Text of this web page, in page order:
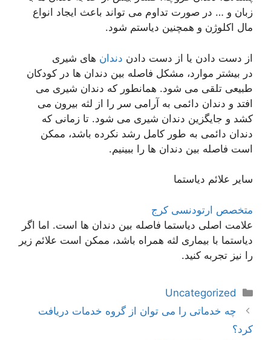
زبان و … در صورت تداوم می تواند باعث ایجاد انواع
مال اکلوژن و همچنین دیاستم شود.
از دست دادن یا از دست دادن دندان های شیری
در بیشتر موارد، مشکل فاصله بین دندان ها در کودکان
طبیعی تلقی می شود. همانطور که دندان شیری می
افتد و دندان دائمی به آرامی سر را از لثه بیرون می
کشد و جایگزین دندان شیری می شود. تا زمانی که
دندان دائمی به طور کامل رشد نکرده باشد، ممکن
است فاصله بین دندان ها را ببینیم.
سایر علائم دیاستما
متخصص ارتودنسی کرج
علامت اصلی دیاستما فاصله بین دندان ها است. اما اگر
دیاستما با بیماری لثه همراه باشد، ممکن است علائم زیر
را نیز تجربه کنید.
دسته‌ها
Uncategorized
ناوبری
نوشته‌ها
چه خدماتی را می توان از گروه خدمات دریافت
کرد؟